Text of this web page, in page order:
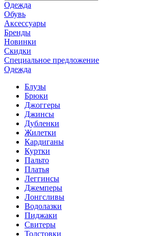
Одежда
Обувь
Аксессуары
Бренды
Новинки
Скидки
Специальное предложение
Одежда
Блузы
Брюки
Джоггеры
Джинсы
Дубленки
Жилетки
Кардиганы
Куртки
Пальто
Платья
Леггинсы
Джемперы
Лонгсливы
Водолазки
Пиджаки
Свитеры
Толстовки